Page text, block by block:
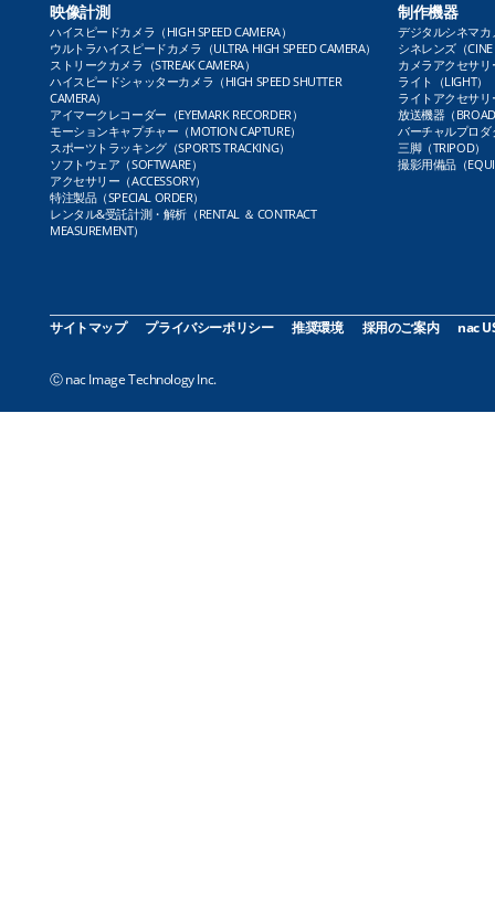
映像計測
ハイスピードカメラ（HIGH SPEED CAMERA）
ウルトラハイスピードカメラ（ULTRA HIGH SPEED CAMERA）
ストリークカメラ（STREAK CAMERA）
ハイスピードシャッターカメラ（HIGH SPEED SHUTTER
CAMERA）
アイマークレコーダー（EYEMARK RECORDER）
モーションキャプチャー（MOTION CAPTURE）
スポーツトラッキング（SPORTS TRACKING）
ソフトウェア（SOFTWARE）
アクセサリー（ACCESSORY）
特注製品（SPECIAL ORDER）
レンタル&受託計測・解析（RENTAL ＆ CONTRACT
MEASUREMENT）
制作機器
デジタルシネマカ
シネレンズ（CINE
カメラアクセサリ
ライト（LIGHT）
ライトアクセサリ
放送機器（
バーチャルプロダ
三脚（TRIPOD）
撮影用備品（
サイトマップ プライバシーポリシー 推奨環境 採用のご案内 nac
Ⓒ nac Image Technology Inc.